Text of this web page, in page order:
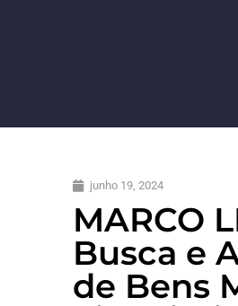
junho 19, 2024
MARCO
Busca e
de Bens